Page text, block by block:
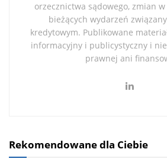
orzecznictwa sądowego, zmian
bieżących wydarzeń
kredytowym. Publikowane
informacyjny i publicystyczny i
prawnej ani
Rekomendowane dla Ciebie